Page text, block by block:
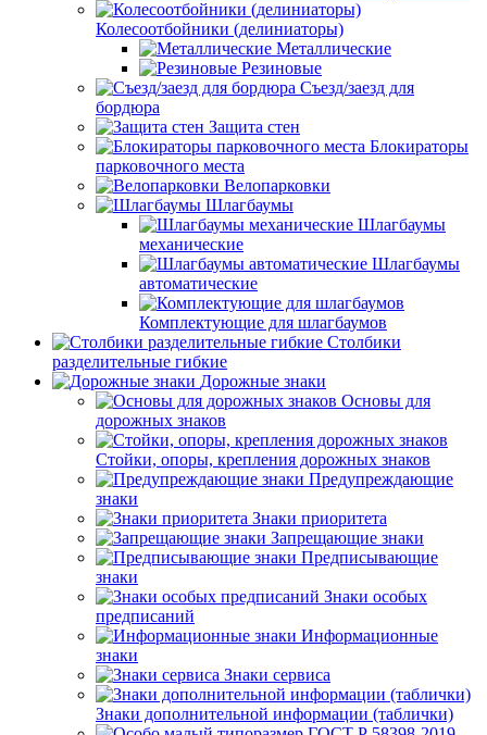
Колесоотбойники (делиниаторы)
Металлические
Резиновые
Съезд/заезд для
бордюра
Защита стен
Блокираторы
парковочного места
Велопарковки
Шлагбаумы
Шлагбаумы
механические
Шлагбаумы
автоматические
Комплектующие для шлагбаумов
Столбики
разделительные гибкие
Дорожные знаки
Основы для
дорожных знаков
Стойки, опоры, крепления дорожных знаков
Предупреждающие
знаки
Знаки приоритета
Запрещающие знаки
Предписывающие
знаки
Знаки особых
предписаний
Информационные
знаки
Знаки сервиса
Знаки дополнительной информации (таблички)